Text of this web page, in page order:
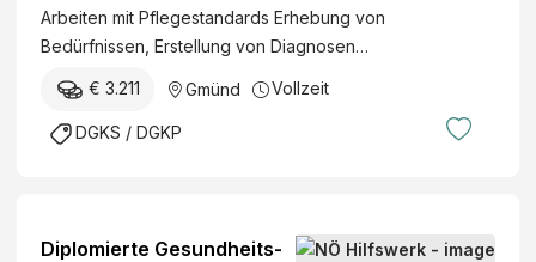
Arbeiten mit Pflegestandards Erhebung von
Bedürfnissen, Erstellung von Diagnosen…
€ 3.211 Gmünd Vollzeit
DGKS / DGKP
Diplomierte Gesundheits-